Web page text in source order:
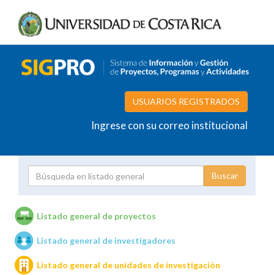
USUARIOS REGISTRADOS
Ingrese con su correo institucional
Unidades de investigación
Listado general de proyectos
Listado general de investigadores
Listado general de unidades de investigación